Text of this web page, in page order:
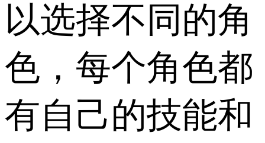
以选择不同的角
色，每个角色都
有自己的技能和